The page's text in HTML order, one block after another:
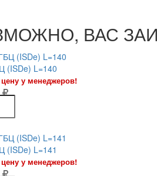
ВАС
(ISDe) L=140
у менеджеров!
(ISDe) L=141
у менеджеров!